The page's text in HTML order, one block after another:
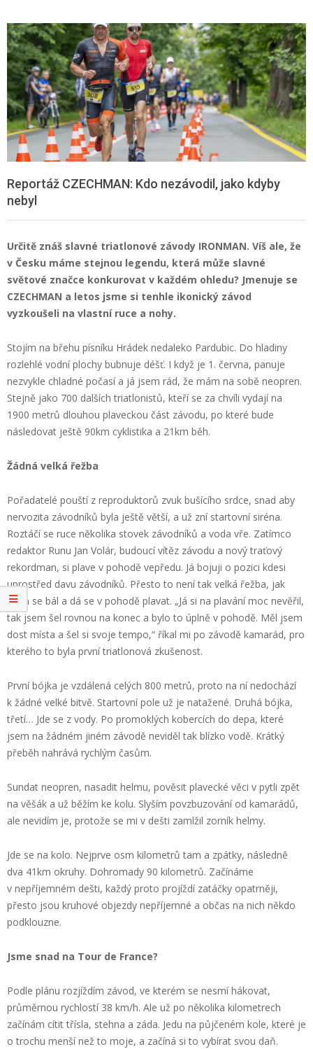
Reportáž CZECHMAN: Kdo nezávodil, jako kdyby
nebyl
Určitě znáš slavné triatlonové závody IRONMAN. Víš ale, že
v Česku máme stejnou legendu, která může slavné
světové značce konkurovat v každém ohledu? Jmenuje se
CZECHMAN a letos jsme si tenhle ikonický závod
vyzkoušeli na vlastní ruce a nohy.
Stojím na břehu písníku Hrádek nedaleko Pardubic. Do hladiny
rozlehlé vodní plochy bubnuje déšť. I když je 1. června, panuje
nezvykle chladné počasí a já jsem rád, že mám na sobě neopren.
Stejně jako 700 dalších triatlonistů, kteří se za chvíli vydají na
1900 metrů dlouhou plaveckou část závodu, po které bude
následovat ještě 90km cyklistika a 21km běh.
Žádná velká řežba
Pořadatelé pouští z reproduktorů zvuk bušícího srdce, snad aby
nervozita závodníků byla ještě větší, a už zní startovní siréna.
Roztáčí se ruce několika stovek závodníků a voda vře. Zatímco
redaktor Runu Jan Volár, budoucí vítěz závodu a nový traťový
rekordman, si plave v pohodě vepředu. Já bojuji o pozici kdesi
uprostřed davu závodníků. Přesto to není tak velká řežba, jak
jsem se bál a dá se v pohodě plavat. „Já si na plavání moc nevěřil,
tak jsem šel rovnou na konec a bylo to úplně v pohodě. Měl jsem
dost místa a šel si svoje tempo,“ říkal mi po závodě kamarád, pro
kterého to byla první triatlonová zkušenost.
První bójka je vzdálená celých 800 metrů, proto na ní nedochází
k žádné velké bitvě. Startovní pole už je natažené. Druhá bójka,
třetí… Jde se z vody. Po promoklých kobercích do depa, které
jsem na žádném jiném závodě neviděl tak blízko vodě. Krátký
přeběh nahrává rychlým časům.
Sundat neopren, nasadit helmu, pověsit plavecké věci v pytli zpět
na věšák a už běžím ke kolu. Slyším povzbuzování od kamarádů,
ale nevidím je, protože se mi v dešti zamlžil zorník helmy.
Jde se na kolo. Nejprve osm kilometrů tam a zpátky, následně
dva 41km okruhy. Dohromady 90 kilometrů. Začínáme
v nepříjemném dešti, každý proto projíždí zatáčky opatrněji,
přesto jsou kruhové objezdy nepříjemné a občas na nich někdo
podklouzne.
Jsme snad na Tour de France?
Podle plánu rozjíždím závod, ve kterém se nesmí hákovat,
průměrnou rychlostí 38 km/h. Ale už po několika kilometrech
začínám cítit třísla, stehna a záda. Jedu na půjčeném kole, které je
o trochu menší než to moje, a začíná si to vybírat svou daň.